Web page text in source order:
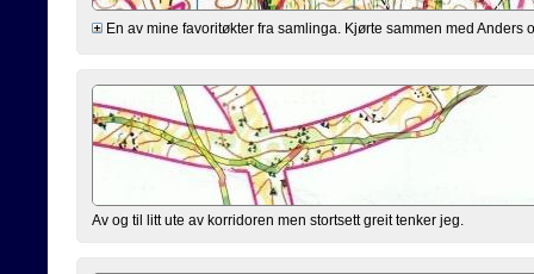
En av mine favoritøkter fra samlinga. Kjørte sammen med
Av og til litt ute av korridoren men stortsett greit tenker jeg.